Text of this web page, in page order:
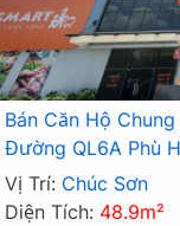
Bán Căn Hộ
Đường QL6A Phù
Vị Trí: Chúc Sơn
Diện Tích: 48.9m²